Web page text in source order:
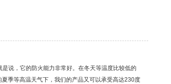
是说，它的防火能力非常好。在冬天等温度比较低的
季等高温天气下，我们的产品又可以承受高达230度